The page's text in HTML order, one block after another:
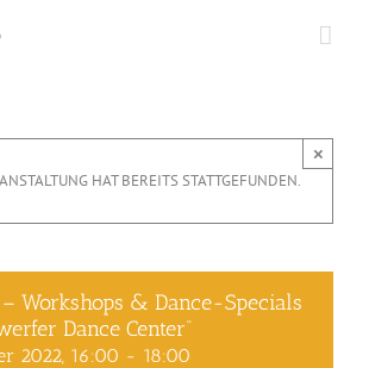
HAT BEREITS STATTGEFUNDEN.
×
– Workshops & Dance-Specials
Dance Center“
2022, 16:00 - 18:00